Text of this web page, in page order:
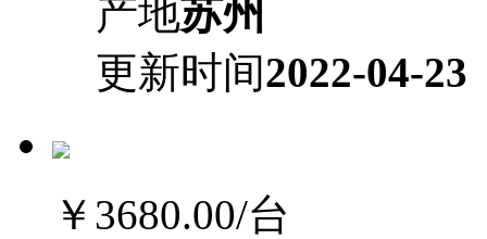
产地苏州
更新时间2022-04-23
￥3680.00/台